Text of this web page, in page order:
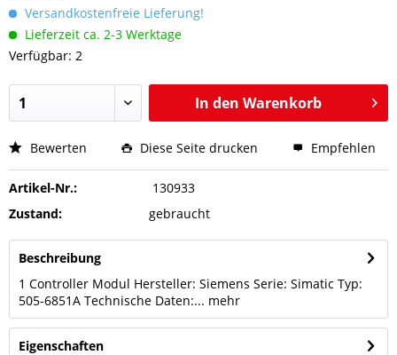
Versandkostenfreie Lieferung!
Lieferzeit ca. 2-3 Werktage
Verfügbar: 2
In den Warenkorb
Bewerten Diese Seite drucken Empfehlen
Artikel-Nr.:
130933
Zustand:
gebraucht
Beschreibung
1 Controller Modul Hersteller: Siemens Serie: Simatic Typ:
505-6851A Technische Daten:... mehr
Eigenschaften